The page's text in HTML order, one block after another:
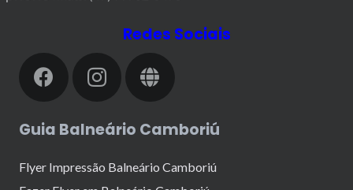
Redes Sociais
Guia Balneário Camboriú
Flyer Impressão Balneário Camboriú